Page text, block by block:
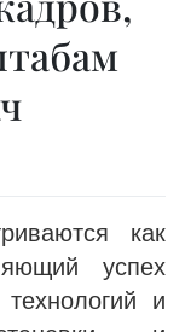
как
успех
и